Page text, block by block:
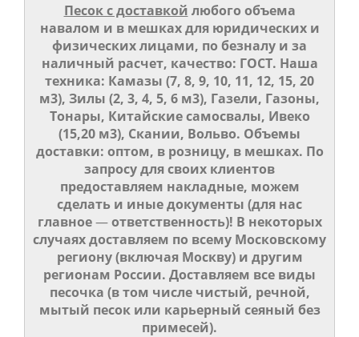
Песок с доставкой любого объема
навалом и в мешках для юридических и
физических лицами, по безналу и за
наличный расчет, качество: ГОСТ. Наша
техника: Камазы (7, 8, 9, 10, 11, 12, 15, 20
м3), Зилы (2, 3, 4, 5, 6 м3), Газели, Газоны,
Тонары, Китайские самосвалы, Ивеко
(15,20 м3), Скании, Вольво. Объемы
доставки: оптом, в розницу, в мешках. По
запросу для своих клиентов
предоставляем накладные, можем
сделать и иные документы (для нас
главное—ответственность)! В некоторых
случаях доставляем по всему Московскому
региону (включая Москву) и другим
регионам России. Доставляем все виды
песочка (в том числе чистый, речной,
мытый песок или карьерный сеяный без
примесей).